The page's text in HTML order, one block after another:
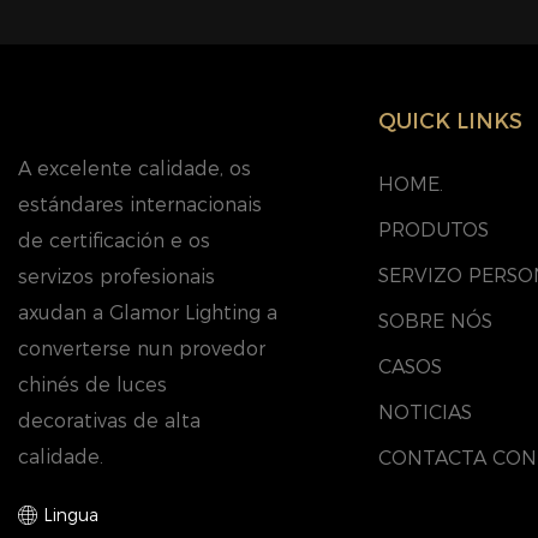
modos de
unha
festas,
comerciais,
patios
resistente
A excelente calidade, os
estándares internacionais
de certificación e os
servizos profesionais
axudan a Glamor Lighting a
converterse nun provedor
chinés de luces
decorativas de alta
calidade.
Lingua
QUICK LINKS
HOME.
PRODUTOS
SERVIZO
SOBRE NÓS
CASOS
NOTICIAS
CONTACTA